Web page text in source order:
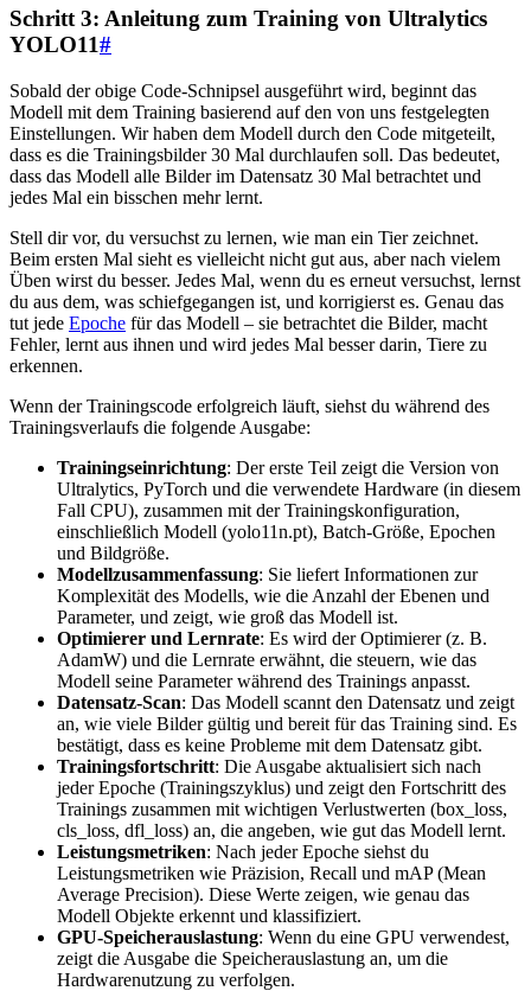
Schritt 3: Anleitung zum Training von Ultralytics
YOLO11#
Sobald der obige Code-Schnipsel ausgeführt wird, beginnt das
Modell mit dem Training basierend auf den von uns festgelegten
Einstellungen. Wir haben dem Modell durch den Code mitgeteilt,
dass es die Trainingsbilder 30 Mal durchlaufen soll. Das bedeutet,
dass das Modell alle Bilder im Datensatz 30 Mal betrachtet und
jedes Mal ein bisschen mehr lernt.
Stell dir vor, du versuchst zu lernen, wie man ein Tier zeichnet.
Beim ersten Mal sieht es vielleicht nicht gut aus, aber nach vielem
Üben wirst du besser. Jedes Mal, wenn du es erneut versuchst, lernst
du aus dem, was schiefgegangen ist, und korrigierst es. Genau das
tut jede Epoche für das Modell – sie betrachtet die Bilder, macht
Fehler, lernt aus ihnen und wird jedes Mal besser darin, Tiere zu
erkennen.
Wenn der Trainingscode erfolgreich läuft, siehst du während des
Trainingsverlaufs die folgende Ausgabe:
Trainingseinrichtung: Der erste Teil zeigt die Version von
Ultralytics, PyTorch und die verwendete Hardware (in diesem
Fall CPU), zusammen mit der Trainingskonfiguration,
einschließlich Modell (yolo11n.pt), Batch-Größe, Epochen
und Bildgröße.
Modellzusammenfassung: Sie liefert Informationen zur
Komplexität des Modells, wie die Anzahl der Ebenen und
Parameter, und zeigt, wie groß das Modell ist.
Optimierer und Lernrate: Es wird der Optimierer (z. B.
AdamW) und die Lernrate erwähnt, die steuern, wie das
Modell seine Parameter während des Trainings anpasst.
Datensatz-Scan: Das Modell scannt den Datensatz und zeigt
an, wie viele Bilder gültig und bereit für das Training sind. Es
bestätigt, dass es keine Probleme mit dem Datensatz gibt.
Trainingsfortschritt: Die Ausgabe aktualisiert sich nach
jeder Epoche (Trainingszyklus) und zeigt den Fortschritt des
Trainings zusammen mit wichtigen Verlustwerten (box_loss,
cls_loss, dfl_loss) an, die angeben, wie gut das Modell lernt.
Leistungsmetriken: Nach jeder Epoche siehst du
Leistungsmetriken wie Präzision, Recall und mAP (Mean
Average Precision). Diese Werte zeigen, wie genau das
Modell Objekte erkennt und klassifiziert.
GPU-Speicherauslastung: Wenn du eine GPU verwendest,
zeigt die Ausgabe die Speicherauslastung an, um die
Hardwarenutzung zu verfolgen.